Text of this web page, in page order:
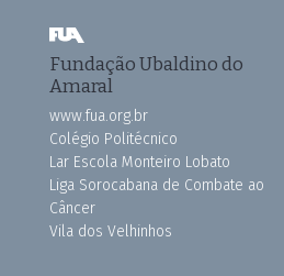
Fundação Ubaldino do
Amaral
www.fua.org.br
Colégio Politécnico
Lar Escola Monteiro Lobato
Liga Sorocabana de Combate ao
Câncer
Vila dos Velhinhos